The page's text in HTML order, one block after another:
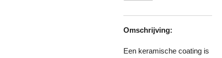
Omschrijving:
Een keramische coating is